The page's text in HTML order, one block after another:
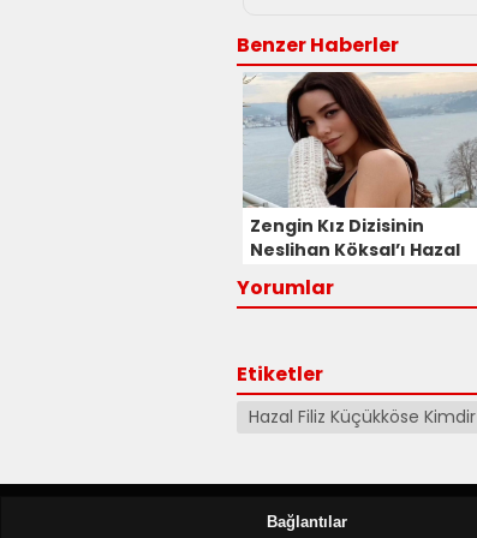
Benzer Haberler
Zengin Kız Dizisinin
Neslihan Köksal’ı Hazal
Yorumlar
Etiketler
Hazal Filiz Küçükköse Kimdir
Bağlantılar